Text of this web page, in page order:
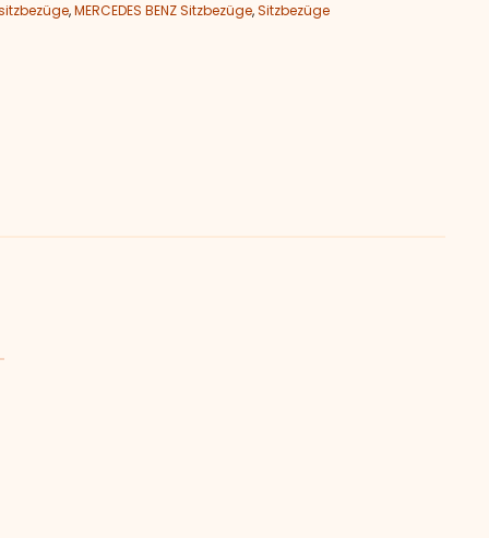
,MERCEDES BENZ Sitzbezüge,Sitzbezüge